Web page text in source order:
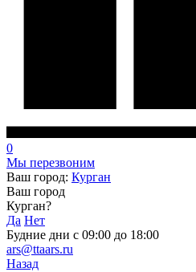
0
Мы перезвоним
Ваш город: Курган
Ваш город
Курган?
Да Нет
Будние дни с 09:00 до 18:00
ars@ttaars.ru
Назад